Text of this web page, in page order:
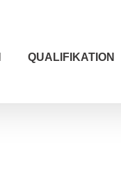
QUALIFIKATION